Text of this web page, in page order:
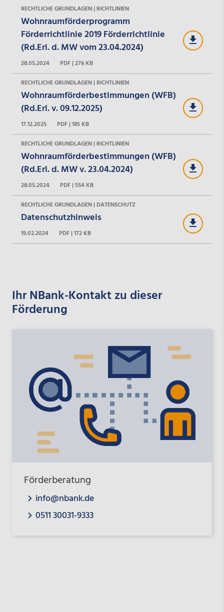
RECHTLICHE GRUNDLAGEN | RICHTLINIEN
Wohnraumförderprogramm
Förderrichtlinie 2019 Förderrichtlinie
(Rd.Erl. d. MW vom 23.04.2024)
28.05.2024
PDF | 276 KB
RECHTLICHE GRUNDLAGEN | RICHTLINIEN
Wohnraumförderbestimmungen (WFB)
(Rd.Erl. v. 09.12.2025)
17.12.2025
PDF | 185 KB
RECHTLICHE GRUNDLAGEN | RICHTLINIEN
Wohnraumförderbestimmungen (WFB)
(Rd.Erl. d. MW v. 23.04.2024)
28.05.2024
PDF | 554 KB
RECHTLICHE GRUNDLAGEN | DATENSCHUTZ
Datenschutzhinweis
19.02.2024 PDF | 172 KB
Ihr NBank-Kontakt zu dieser
Förderung
Förderberatung
info@nbank.de
0511 30031-9333